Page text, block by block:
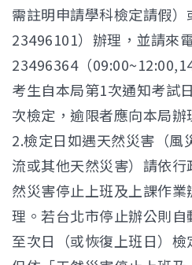
需註明申請學科檢定請假
23496101）辦理，並請來
23496364（
考生自本局第1次通知考試
次檢定，逾限者應向本局辦
2.檢定日如遇天然災害（風
流或其他天然災害）請依
然災害停止上班及上課作業
理。若台北市停止辦公則
至次日（或恢復上班日）